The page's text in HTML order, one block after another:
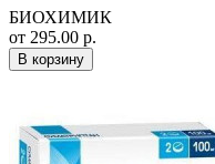
БИОХИМИК
от 295.00 р.
В корзину